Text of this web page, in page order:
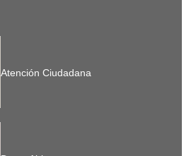
Atención Ciudadana